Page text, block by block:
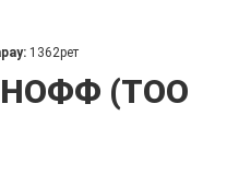
1362рет
(ТОО